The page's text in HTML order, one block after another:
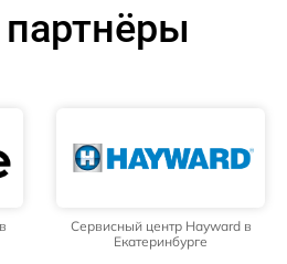
Сервисный центр Hayward в
Екатеринбурге